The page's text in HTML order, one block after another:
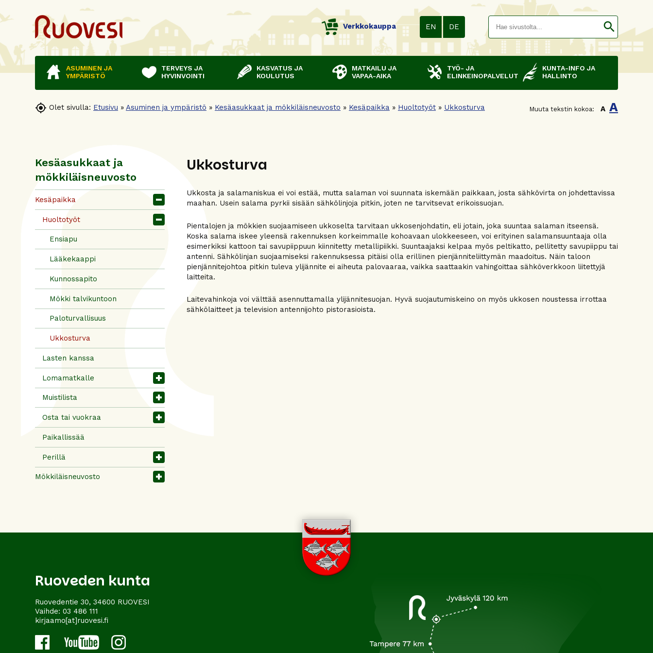
Verkkokauppa EN DE search
ASUMINEN JA
YMPÄRISTÖ
TERVEYS JA
HYVINVOINTI
KASVATUS JA
KOULUTUS
MATKAILU JA
VAPAA-AIKA
TYÖ- JA
ELINKEINOPALVELUT
KUNTA-INFO JA
HALLINTO
 Olet sivulla: Etusivu » Asuminen ja ympäristö » Kesäasukkaat ja mökkiläisneuvosto » Kesäpaikka » Huoltotyöt » Ukkosturva Muuta tekstin kokoa: A A
Kesäasukkaat ja
mökkiläisneuvosto
Kesäpaikka
Huoltotyöt
Ensiapu
Lääkekaappi
Kunnossapito
Mökki talvikuntoon
Paloturvallisuus
Ukkosturva
Lasten kanssa
Lomamatkalle
Muistilista
Osta tai vuokraa
Paikallissää
Perillä
Mökkiläisneuvosto
Ukkosturva
Ukkosta ja salamaniskua ei voi estää, mutta salaman voi suunnata iskemään paikkaan, josta sähkövirta on johdettavissa
maahan. Usein salama pyrkii sisään sähkölinjoja pitkin, joten ne tarvitsevat erikoissuojan.
Pientalojen ja mökkien suojaamiseen ukkoselta tarvitaan ukkosenjohdatin, eli jotain, joka suuntaa salaman itseensä.
Koska salama iskee yleensä rakennuksen korkeimmalle kohoavaan ulokkeeseen, voi erityinen salamansuuntaaja olla
esimerkiksi kattoon tai savupiippuun kiinnitetty metallipiikki. Suuntaajaksi kelpaa myös peltikatto, pellitetty savupiippu tai
antenni. Sähkölinjan suojaamiseksi rakennuksessa pitäisi olla erillinen pienjänniteliittymän maadoitus. Näin taloon
pienjännitejohtoa pitkin tuleva ylijännite ei aiheuta palovaaraa, vaikka saattaakin vahingoittaa sähköverkkoon liitettyjä
laitteita.
Laitevahinkoja voi välttää asennuttamalla ylijännitesuojan. Hyvä suojautumiskeino on myös ukkosen noustessa irrottaa
sähkölaitteet ja television antennijohto pistorasioista.
Ruoveden kunta
Ruovedentie 30, 34600 RUOVESI
Vaihde: 03 486 111
kirjaamo[at]ruovesi.fi